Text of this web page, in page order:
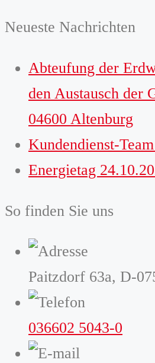
Neueste Nachrichten
Abteufung der
den Austausch der
04600 Altenburg
Kundendienst-
Energietag
So finden Sie uns
Paitzdorf 63a, D-
036602 5043-0